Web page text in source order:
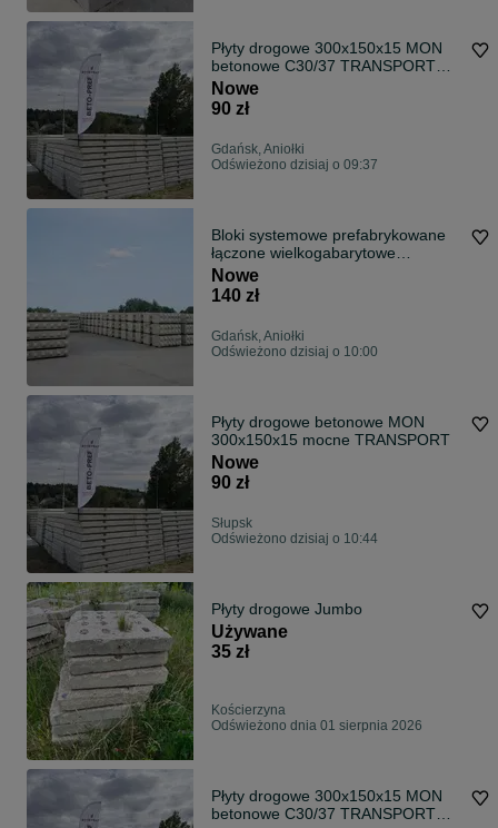
Płyty drogowe 300x150x15 MON
betonowe C30/37 TRANSPORT
HDS
Nowe
90 zł
Gdańsk, Aniołki
Odświeżono dzisiaj o 09:37
Bloki systemowe prefabrykowane
łączone wielkogabarytowe
60x60x60 120x60x60 180x60x60
240x60x60 mur oporowy REI 240
Nowe
140 zł
Gdańsk, Aniołki
Odświeżono dzisiaj o 10:00
Płyty drogowe betonowe MON
300x150x15 mocne TRANSPORT
Nowe
90 zł
Słupsk
Odświeżono dzisiaj o 10:44
Płyty drogowe Jumbo
Używane
35 zł
Kościerzyna
Odświeżono dnia 01 sierpnia 2026
Płyty drogowe 300x150x15 MON
betonowe C30/37 TRANSPORT